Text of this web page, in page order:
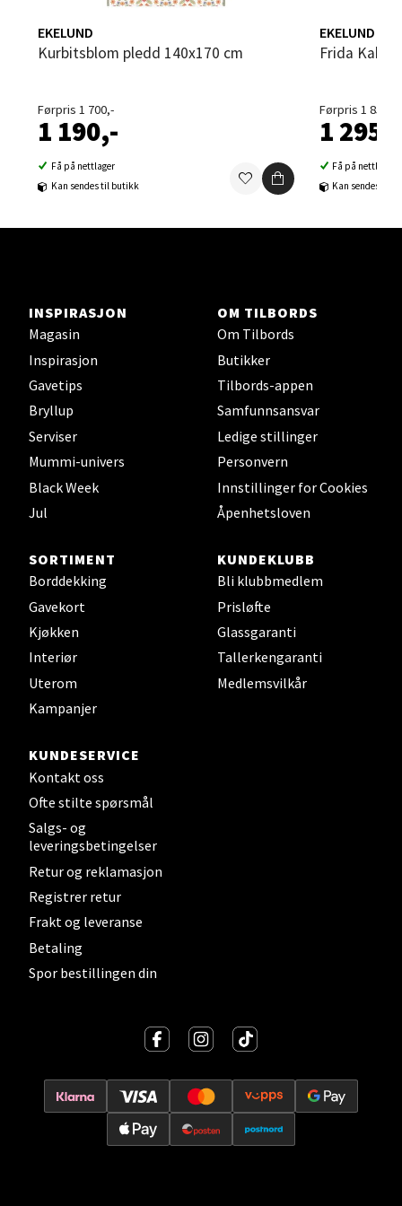
EKELUND
Kurbitsblom pledd 140x170 cm
Førpris 1 700,-
1 190,-
Få på nettlager
Kan sendes til butikk
EKELUND
Frida
Førpris 1 850,-
1 295,-
Få på nettlager
Kan sendes til
INSPIRASJON
Magasin
Inspirasjon
Gavetips
Bryllup
Serviser
Mummi-univers
Black Week
Jul
OM TILBORDS
Om Tilbords
Butikker
Tilbords-appen
Samfunnsansvar
Ledige stillinger
Personvern
Innstillinger for Cookies
Åpenhetsloven
SORTIMENT
Borddekking
Gavekort
Kjøkken
Interiør
Uterom
Kampanjer
KUNDEKLUBB
Bli klubbmedlem
Prisløfte
Glassgaranti
Tallerkengaranti
Medlemsvilkår
KUNDESERVICE
Kontakt oss
Ofte stilte spørsmål
Salgs- og
leveringsbetingelser
Retur og reklamasjon
Registrer retur
Frakt og leveranse
Betaling
Spor bestillingen din
Åpent i dag 10-19
0 i butikk
Velg
Steinkjer - Thon Senter Steinkjer
Leirvik - Stord
Torgbakken 2, 5401 Stord
Åpent i dag 10-17
Oslo - Thon Senter Storo
Vitaminveien 7 - 9, 0485 Oslo
Åpent i dag 10-21
0 i butikk
Lillehammer - Strandtorget
Strandtorget, 2609 Lillehammer
Åpent i dag 09-20
0 i butikk
Strømmen - Thon Senter Strømmen